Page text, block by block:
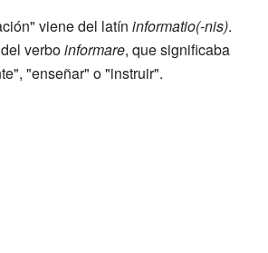
viene del latín informatio(-nis).
verboinformare, que significaba
"enseñar" o "instruir".